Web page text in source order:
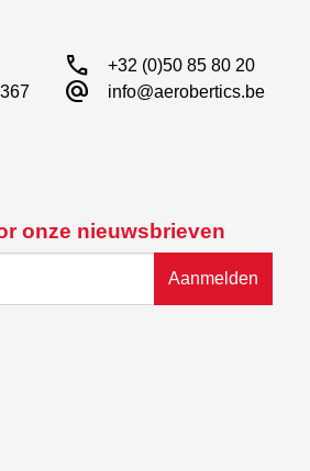
onze nieuwsbrieven
Aanmelden
call +32 (0)50 85 80 20
alternate_email info@aerobertics.be